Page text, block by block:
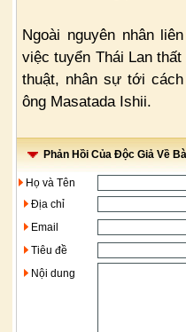
Ngoài nguyên nhân
việc tuyển Thái Lan
thuật, nhân sự tới
ông Masatada Ishii.
Phản Hồi Của Độc Giả Về
Họ và Tên
Địa chỉ
Email
Tiêu đề
Nội dung